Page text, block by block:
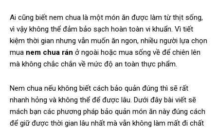
Ai cũng biết nem chua là một món ăn được làm từ thịt sống,
vì vậy không thể đảm bảo sạch hoàn toàn vi khuẩn. Vì tiết
kiệm thời gian nhưng vẫn muốn ăn ngon, nhiều người lựa chọn
mua nem chua rán ở ngoài hoặc mua sống về để chiên lên
mà không chắc chắn về mức độ an toàn thực phẩm.
Nem chua nếu không biết cách bảo quản đúng thì sẽ rất
nhanh hỏng và không thể để được lâu. Dưới đây bài viết sẽ
mách bạn các phương pháp bảo quản món ăn này đúng cách
để giữ được thời gian lâu nhất mà vẫn không làm mất đi chất